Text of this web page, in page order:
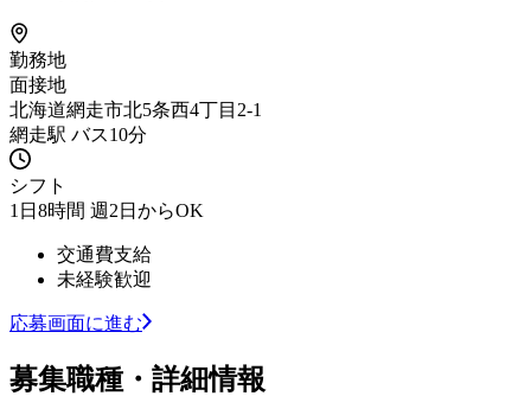
勤務地
面接地
北海道網走市北5条西4丁目2-1
網走駅 バス10分
シフト
1日8時間 週2日からOK
交通費支給
未経験歓迎
応募画面に進む
募集職種・詳細情報